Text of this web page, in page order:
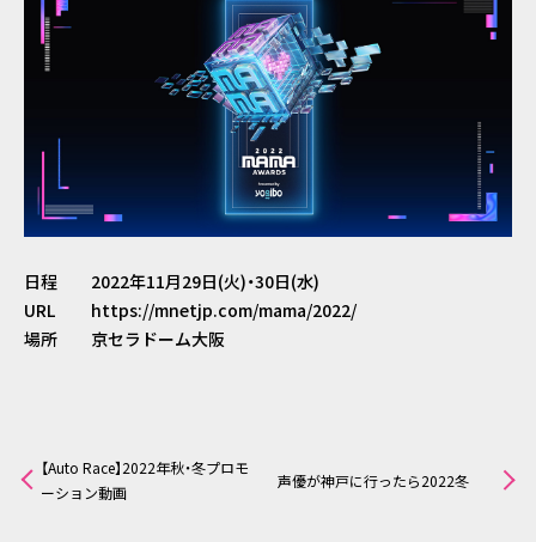
ABOUT
WORKS
日程
2022年11月29日(火)・30日(水)
URL
https://mnetjp.com/mama/2022/
場所
京セラドーム大阪
【Auto Race】2022年秋・冬プロモ
ーション動画
声優が神戸に行ったら2022冬
は、「個人情報の保護に関する法律」をはじめとする個人情
報の保護に関する法令、ガイドラインおよび本プライバシー
ポリシーを遵守いたします。
株式会社ドリーム・ラボは、必要な範囲で個人情報を収集す
ることがあります。
収集する個人情報の範囲は、利用目的を達成するために必要
は、適正かつ公正な手段により行い、法令により例外として
扱うことが認められている場合を除き、利用目的を予め公表
するか、または取得後速やかにご本人に通知もしくは公表い
により例外として扱うことが認められている場合を除きそ